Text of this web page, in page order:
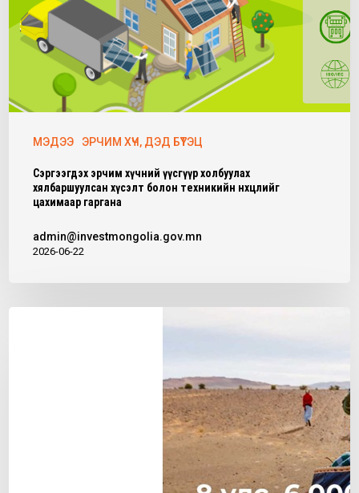
МЭДЭЭ ЭРЧИМ ХҮЧ, ДЭД БҮТЭЦ
Сэргээгдэх эрчим хүчний үүсгүүр холбуулах
хялбаршуулсан хүсэлт болон техникийн нөхцөлийг
цахимаар гаргана
admin@investmongolia.gov.mn
2026-06-22